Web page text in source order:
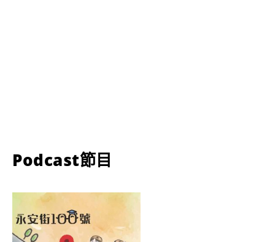
Podcast節目